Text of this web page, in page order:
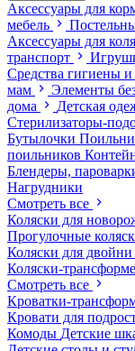
Аксессуары для
мебель
Аксессуары для
транспорт
Средства гигиены и
мам
Элементы
дома
Детская
Стерилизаторы-
Бутылочки
поильников
Блендеры,
Нагрудники
Смотреть все
Коляски для
Прогулочные
Коляски для
Коляски-
Смотреть все
Кроватки-
Кровати для
Комоды Детские